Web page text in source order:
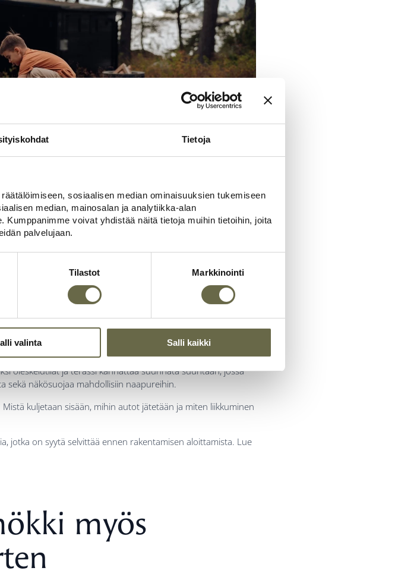
Tietoja
sosiaalisen median ominaisuuksien tukemiseen
median, mainosalan ja analytiikka-alan
voivat yhdistää näitä tietoja muihin tietoihin, joita
palvelujaan.
Tilastot Markkinointi
valinta Salli kaikki
kesämökki sinne voidaan toteuttaa.
tontille
pääsevät esiin. Näkymät, valo ja yksityisyys ovat kaikki
oleskelutilat ja terassi kannattaa suunnata suuntaan, jossa
sekä näkösuojaa mahdollisiin naapureihin.
kuljetaan sisään, mihin autot jätetään ja miten liikkuminen
jotka on syytä selvittää ennen rakentamisen aloittamista. Lue
myös